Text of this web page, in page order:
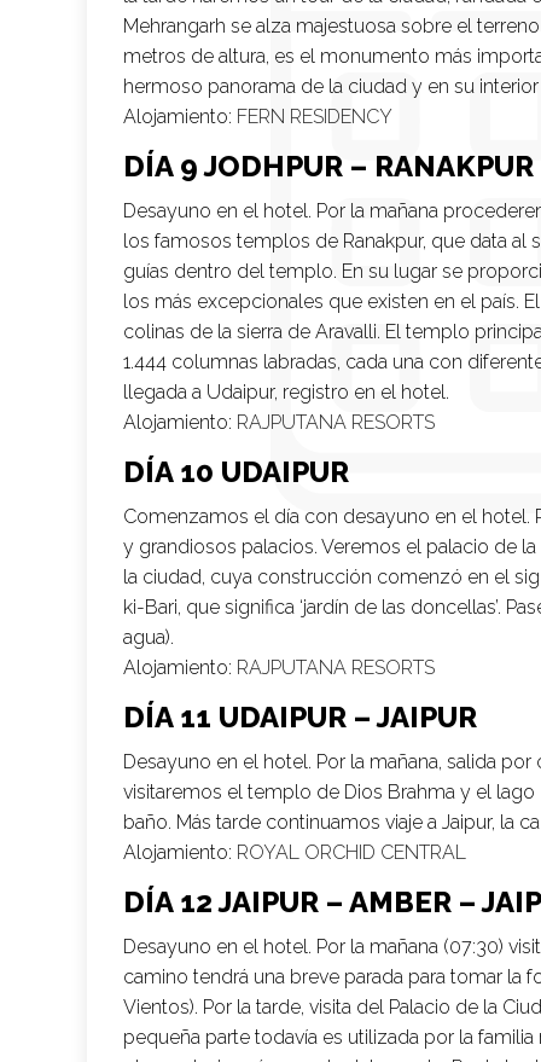
Mehrangarh se alza majestuosa sobre el
metros de altura, es el monumento más
hermoso panorama de la ciudad y en su
Alojamiento: FERN RESIDENCY
DÍA 9 JODHPUR –
Desayuno en el hotel. Por la mañana
los famosos templos de Ranakpur, que data al
guías dentro del templo. En su lugar se
los más excepcionales que existen en el país.
colinas de la sierra de Aravalli. El templo
1.444 columnas labradas, cada una con
llegada a Udaipur, registro en el hotel.
Alojamiento: RAJPUTANA RESORTS
DÍA 10 UDAIPUR
Comenzamos el día con desayuno en el hotel.
y grandiosos palacios. Veremos el palacio de
la ciudad, cuya construcción comenzó en el
ki-Bari, que significa ‘jardín de las doncellas’.
agua).
Alojamiento: RAJPUTANA RESORTS
DÍA 11 UDAIPUR – JAIPUR
Desayuno en el hotel. Por la mañana, salida
visitaremos el templo de Dios Brahma y el
baño. Más tarde continuamos viaje a Jaipur, la
Alojamiento: ROYAL ORCHID CENTRAL
DÍA 12 JAIPUR – AMBER –
Desayuno en el hotel. Por la mañana (07:30)
camino tendrá una breve parada para tomar la
Vientos). Por la tarde, visita del Palacio de la
pequeña parte todavía es utilizada por la familia